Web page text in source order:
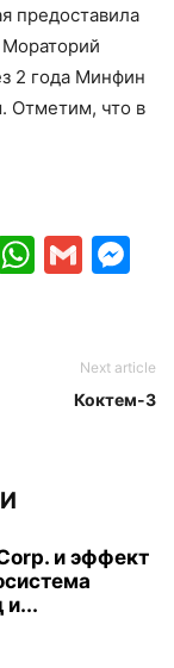
предоставила
2 года Минфин
Отметим, что в
Next article
Коктем-3
и эффект
и...